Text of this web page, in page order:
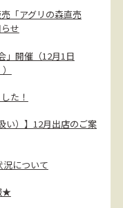
「アグリの森直売
せ
」開催（12月1日
た！
い）】12月出店のご案
況について
★